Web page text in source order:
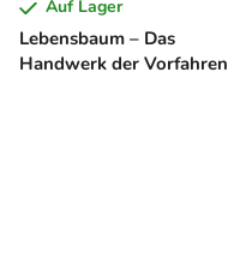
Lebensbaum – Das
Handwerk der Vorfahren
Auf Lager